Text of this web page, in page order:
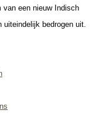
van een nieuw Indisch
bedrogen uit.